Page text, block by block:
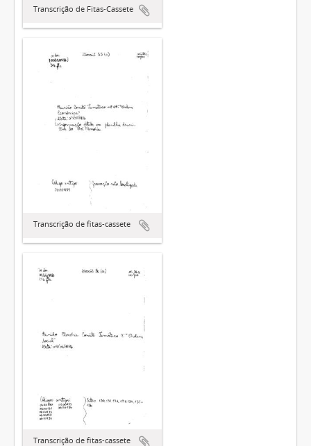
Transcrição de Fitas-Cassete
Transcrição de fitas-cassete
Transcrição de fitas-cassete